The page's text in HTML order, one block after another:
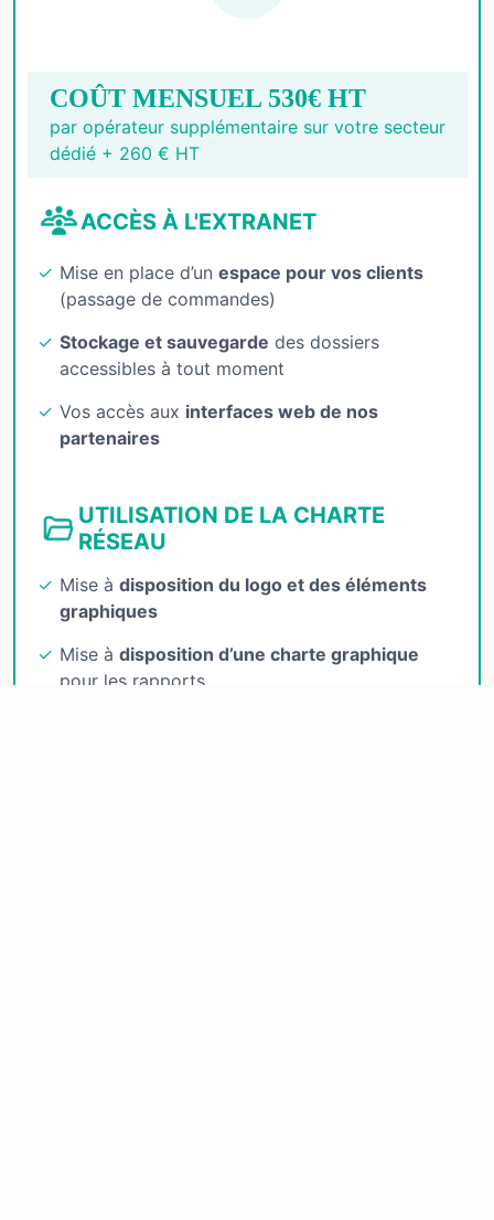
COÛT MENSUEL 530€ HT
par opérateur supplémentaire sur votre secteur
dédié + 260 € HT
ACCÈS À L'EXTRANET
Mise en place d’un espace pour vos clients
(passage de commandes)
Stockage et sauvegarde des dossiers
accessibles à tout moment
Vos accès aux interfaces web de nos
partenaires
UTILISATION DE LA CHARTE
RÉSEAU
Mise à disposition du logo et des éléments
graphiques
Mise à disposition d’une charte graphique
pour les rapports